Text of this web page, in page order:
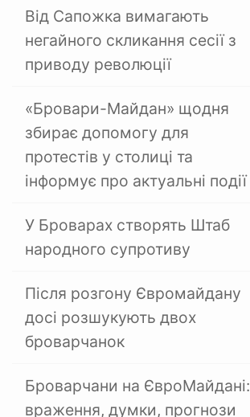
Від Сапожка вимагають
негайного скликання сесії з
приводу революції
«Бровари-Майдан» щодня
збирає допомогу для
протестів у столиці та
інформує про актуальні події
У Броварах створять Штаб
народного супротиву
Після розгону Євромайдану
досі розшукують двох
броварчанок
Броварчани на ЄвроМайдані:
враження, думки, прогнози